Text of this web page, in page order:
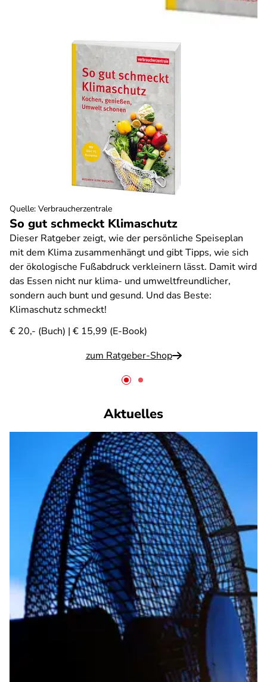
So gut schmeckt Klimaschutz
Dieser Ratgeber zeigt, wie der persönliche Speiseplan
mit dem Klima zusammenhängt und gibt Tipps, wie sich
der ökologische Fußabdruck verkleinern lässt. Damit wird
das Essen nicht nur klima- und umweltfreundlicher,
sondern auch bunt und gesund. Und das Beste:
Klimaschutz schmeckt!
€ 20,- (Buch) | € 15,99 (E-Book)
zum Ratgeber-Shop
Quelle: Verbraucherzentrale
Aktuelles